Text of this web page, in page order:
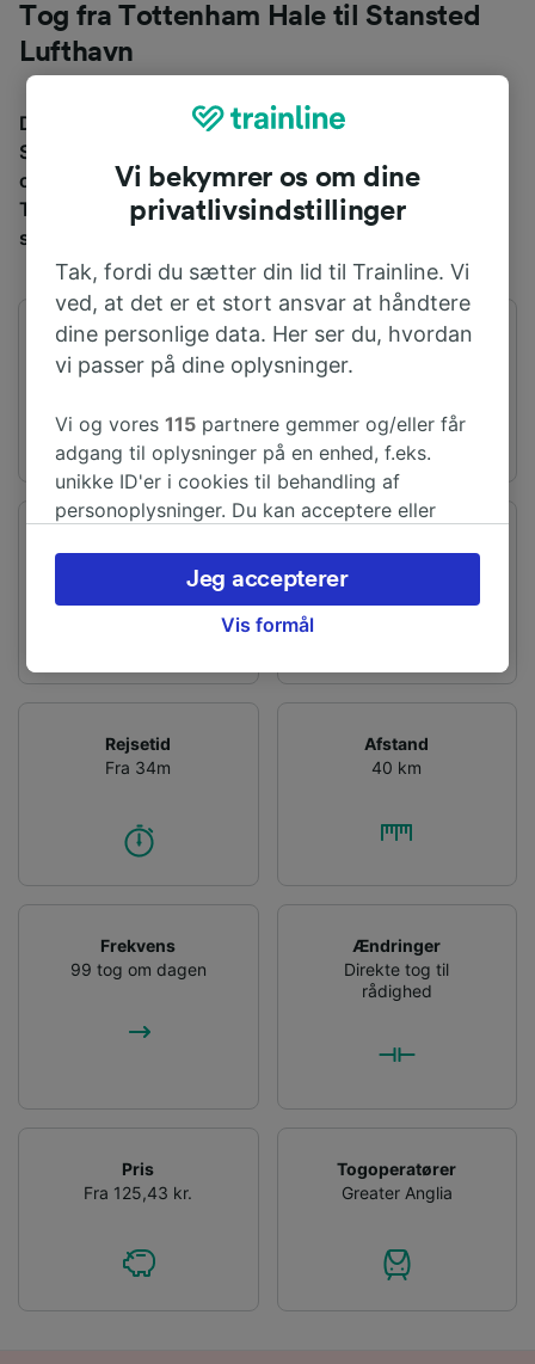
Tog fra Tottenham Hale til Stansted
Lufthavn
Den gennemsnitlige tid at rejse fra Tottenham Hale til
Stansted Lufthavn med tog er 40m over en afstand på
omkring 40 km. Der kører normalt 99 tog om dagen fra
Tottenham Hale til Stansted Lufthavn, og billetter
starter fra 125,43 kr..
Første tog
02:35
Sidste tog
Tottenham Hale
Rejsetid
Fra 34m
Afstand
40 km
Frekvens
99 tog om dagen
Ændringer
Direkte tog til
rådighed
Pris
Fra 125,43 kr.
Togoperatører
Greater Anglia
Vi bekymrer os om dine
privatlivsindstillinger
Tak, fordi du sætter din lid til Trainline. Vi
ved, at det er et stort ansvar at håndtere
dine personlige data. Her ser du, hvordan
vi passer på dine oplysninger.
Vi og vores115 partnere gemmer og/eller får
adgang til oplysninger på en enhed, f.eks.
unikke ID'er i cookies til behandling af
personoplysninger. Du kan acceptere eller
herunder din ret til at gøre indsigelse, hvor
legitim interesse bruges, eller når som helst på
siden om privatlivspolitik. Disse valg
browsingdata. Dine data vil ikke blive brugt til
sporingsformål, hvis du har bedt os om ikke at
spore dig.
Bruge præcise geografiske
placeringsoplysninger. Aktivt scanne
enhedskarakteristika til identifikation.
Opbevare og/eller tilgå oplysninger på en
enhed. Tilpasset annoncering og indhold,
annoncerings- og indholdsmåling,
målgruppeundersøgelser og udvikling af
Vis formål
Jeg accepterer